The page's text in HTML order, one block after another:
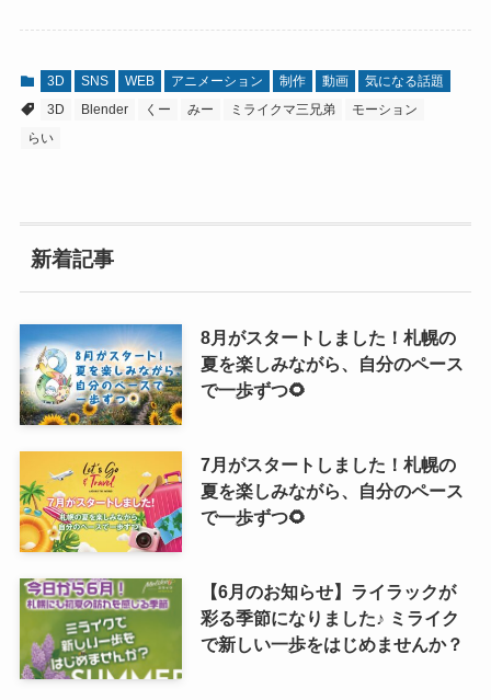
3D SNS WEB アニメーション 制作 動画
気になる話題
3D
Blender くー みー ミライクマ三兄弟
モーション
らい
新着記事
8月がスタートしました！札幌の
夏を楽しみながら、自分のペース
で一歩ずつ🌻
7月がスタートしました！札幌の
夏を楽しみながら、自分のペース
で一歩ずつ🌻
【6月のお知らせ】ライラックが
彩る季節になりました♪ ミライク
で新しい一歩をはじめませんか？